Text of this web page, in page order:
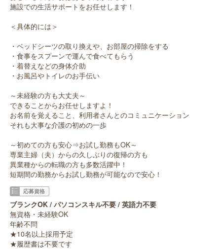
施設での生活サポートをお任せします！
＜具体的には＞
・ベッドシーツの取り換えや、お部屋の掃除をする
・食事をスプーンで運んで食べてもらう
・着替えなどの身体介助
・お風呂やトイレのお手伝い
～未経験の方も大丈夫～
できることからお任せしますよ！
お名前を覚えること、利用者さんとのコミュニケーション
それも大事な介護の初めの一歩
～初めての方も安心⇒お試し勤務もOK～
専業主婦（夫）からの久しぶりの復帰の方も
異業種からの転職の方も多数活躍中！
短期間の勤務からお試し勤務が可能なので安心！
応募資格
ブランクOK / パソコンスキル不要 / 英語力不要
無資格・未経験OK
年齢不問
★10名以上採用予定
★履歴書は不要です